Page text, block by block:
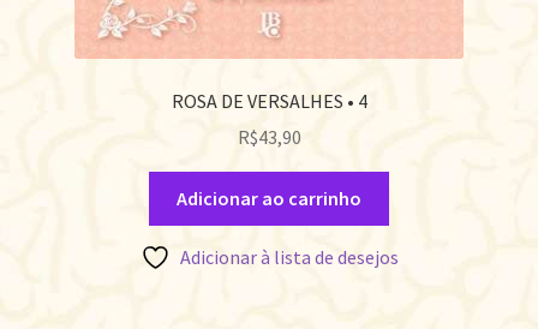
ROSA DE VERSALHES • 4
R$43,90
Adicionar ao carrinho
Adicionar à lista de desejos